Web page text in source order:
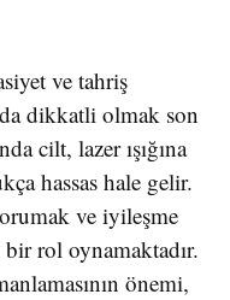
ve tahriş
dikkatli olmak son
cilt, lazer ışığına
hassas hale gelir.
ve iyileşme
rol oynamaktadır.
önemi,